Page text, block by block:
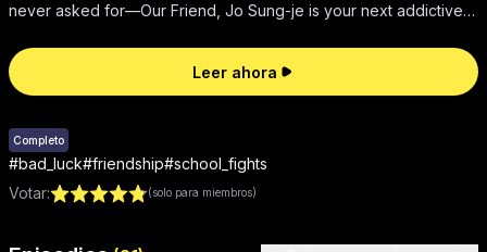
never asked for—Our Friend, Jo Sung-je is your next addictive,
Leer ahora
Completo
#bad_luck#friendship#school_fights
Votar: (solo para miembros)